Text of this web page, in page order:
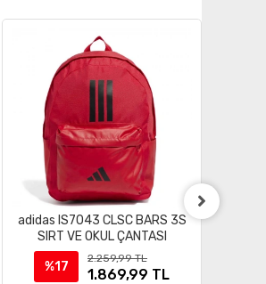
adidas IS7043 CLSC BARS 3S
SIRT VE OKUL ÇANTASI
%17
2.259,99 TL
1.869,99 TL